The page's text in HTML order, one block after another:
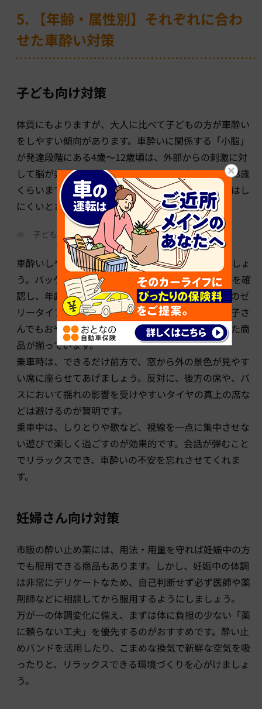
5. 【年齢・属性別】それぞれに合わ
せた車酔い対策
子ども向け対策
体質にもよりますが、大人に比べて子どもの方が車酔い
をしやすい傾向があります。車酔いに関係する「小脳」
が発達段階にある4歳〜12歳頃は、外部からの刺激に対
して脳が非常に敏感になるためです。一方で、0歳〜3歳
くらいまでは小脳が未発達なため、かえって車酔いはし
にくいとされています（※）。
※ 子どもによって個人差があります。
車酔いしやすい子どもには、酔い止め薬を活用しましょ
う。パッケージの「3歳から」「5歳から」等の表示を確
認し、年齢に応じた酔い止め薬を選びます。果物味のゼ
リータイプや、ドロップタイプなど、薬が苦手なお子さ
んでもおやつ感覚で取り入れやすい工夫が凝らされた商
品が揃っています。
乗車時は、できるだけ前方で、窓から外の景色が見やす
い席に座らせてあげましょう。反対に、後方の席や、バ
スにおいて揺れの影響を受けやすいタイヤの真上の席な
どは避けるのが賢明です。
乗車中は、しりとりや歌など、視線を一点に集中させな
い遊びで楽しく過ごすのが効果的です。会話が弾むこと
でリラックスでき、車酔いの不安を忘れさせてくれま
す。
妊婦さん向け対策
市販の酔い止め薬には、用法・用量を守れば妊娠中の方
でも服用できる商品もあります。しかし、妊娠中の体調
は非常にデリケートなため、自己判断せず必ず医師や薬
剤師などに相談してから服用するようにしましょう。
万が一の体調変化に備え、まずは体に負担の少ない「薬
に頼らない工夫」を優先するのがおすすめです。酔い止
めバンドを活用したり、こまめな換気で新鮮な空気を吸
ったりと、リラックスできる環境づくりを心がけましょ
う。